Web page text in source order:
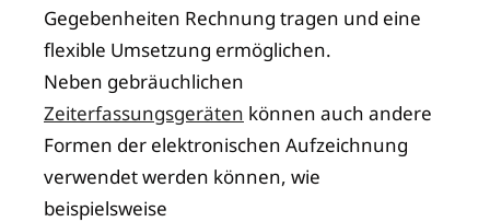
Gegebenheiten Rechnung tragen und eine
flexible Umsetzung ermöglichen.
Neben gebräuchlichen
Zeiterfassungsgeräten können auch andere
Formen der elektronischen Aufzeichnung
verwendet werden können, wie
beispielsweise